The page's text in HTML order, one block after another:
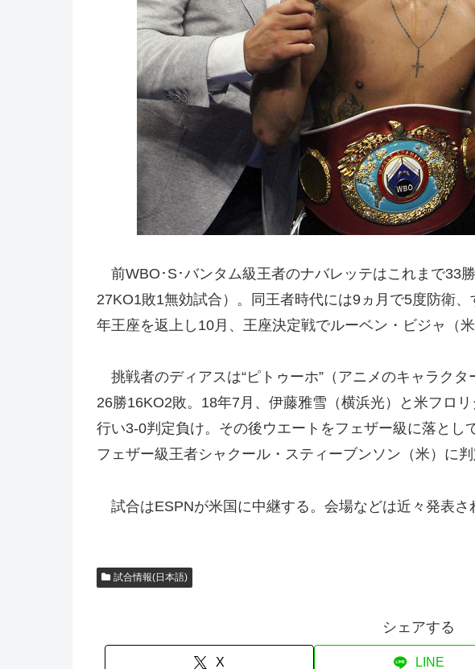
前WBO･S･バンタム級王者のナバレッテはこれまで33
27KO1敗1無効試合）。同王者時代には9ヵ月で5度防衛
年王座を返上し10月、王座決定戦でルーベン・ビジャ（
挑戦者のディアスは“ピトゥーホ”（アニメのキャラク
26勝16KO2敗。18年7月、伊藤雅雪（横浜光）と米フロ
行い3-0判定負け。その後ウエートをフェザー級に落とし
フェザー級王者シャクール・スティーブンソン（米）に
試合はESPNが米国に中継する。会場などは近々発表さ
試合情報(日本語)
シェアする
X LINE